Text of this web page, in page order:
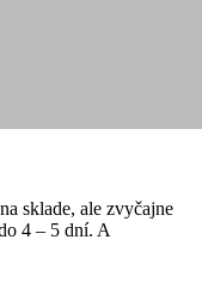
sklade, ale zvyčajne
4 – 5 dní. A